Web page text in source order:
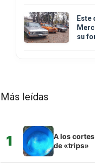
Este
su
Más leídas
1
A los
de «trips»